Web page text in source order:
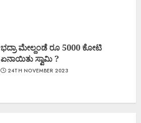
ಭದ್ರಾ ಮೇಲ್ದಂಡೆ ರೂ 5000 ಕೋಟಿ
ಏನಾಯಿತು ಸ್ವಾಮಿ ?
24TH NOVEMBER 2023